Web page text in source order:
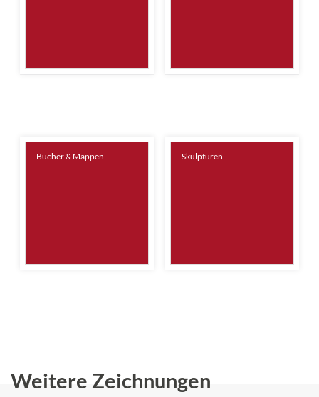
Bücher & Mappen Skulpturen
Weitere Zeichnungen